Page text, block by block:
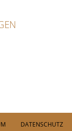
DATENSCHUTZ